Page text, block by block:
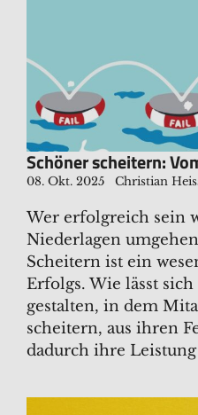
Schöner scheitern:
08. Okt. 2025 Christian
Wer erfolgreich sein
Niederlagen
Scheitern ist ein
Erfolgs. Wie lässt
gestalten, in dem
scheitern, aus ihren
dadurch ihre Leistung